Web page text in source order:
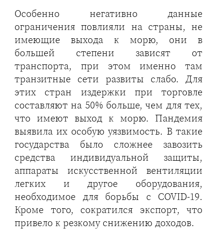
Особенно негативно данные
ограничения повлияли на страны, не
имеющие выхода к морю, они в
большей степени зависят от
транспорта, при этом именно там
транзитные сети развиты слабо. Для
этих стран издержки при торговле
составляют на 50% больше, чем для тех,
что имеют выход к морю. Пандемия
выявила их особую уязвимость. В такие
государства было сложнее завозить
средства индивидуальной защиты,
аппараты искусственной вентиляции
легких и другое оборудования,
необходимое для борьбы с COVID-19.
Кроме того, сократился экспорт, что
привело к резкому снижению доходов.